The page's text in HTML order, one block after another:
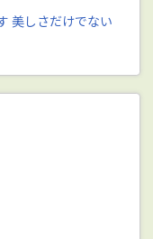
美しさだけでない